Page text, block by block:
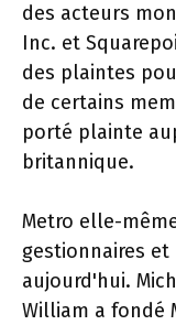
des acteurs
Inc. et
des plaintes
de certains
porté plainte
britannique.
Metro elle-
gestionnaires
aujourd'hui.
William a fondé